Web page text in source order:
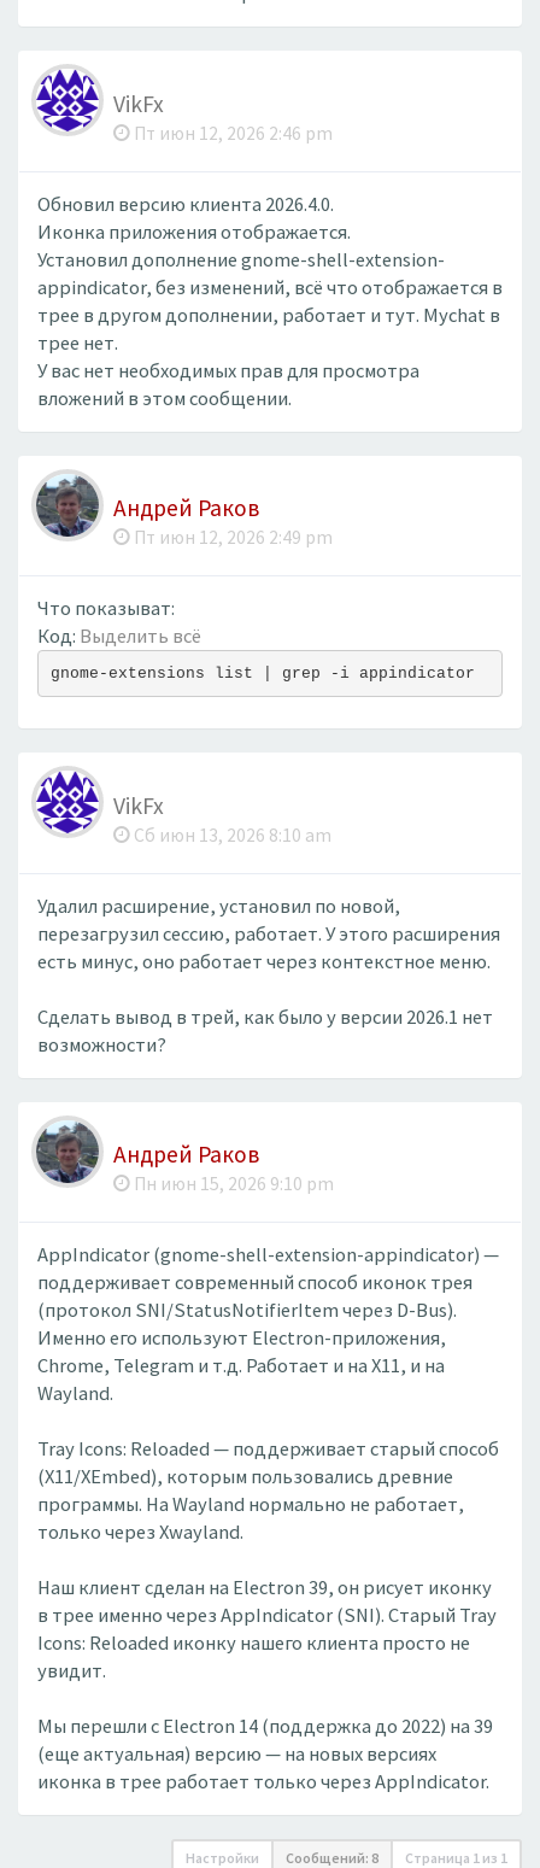
VikFx
Пт июн 12, 2026 2:46 pm
Обновил версию клиента 2026.4.0.
Иконка приложения отображается.
Установил дополнение gnome-shell-extension-
appindicator, без изменений, всё что отображается в
трее в другом дополнении, работает и тут. Mychat в
трее нет.
У вас нет необходимых прав для просмотра
вложений в этом сообщении.
Андрей Раков
Пт июн 12, 2026 2:49 pm
Что показыват:
Код: Выделить всё
gnome-extensions list | grep -i appindicator
VikFx
Сб июн 13, 2026 8:10 am
Удалил расширение, установил по новой,
перезагрузил сессию, работает. У этого расширения
есть минус, оно работает через контекстное меню.
Сделать вывод в трей, как было у версии 2026.1 нет
возможности?
Андрей Раков
Пн июн 15, 2026 9:10 pm
AppIndicator (gnome-shell-extension-appindicator) —
поддерживает современный способ иконок трея
(протокол SNI/StatusNotifierItem через D-Bus).
Именно его используют Electron-приложения,
Chrome, Telegram и т.д. Работает и на X11, и на
Wayland.
Tray Icons: Reloaded — поддерживает старый способ
(X11/XEmbed), которым пользовались древние
программы. На Wayland нормально не работает,
только через Xwayland.
Наш клиент сделан на Electron 39, он рисует иконку
в трее именно через AppIndicator (SNI). Старый Tray
Icons: Reloaded иконку нашего клиента просто не
увидит.
Мы перешли с Electron 14 (поддержка до 2022) на 39
(еще актуальная) версию — на новых версиях
иконка в трее работает только через AppIndicator.
Настройки Сообщений: 8 Страница 1 из 1